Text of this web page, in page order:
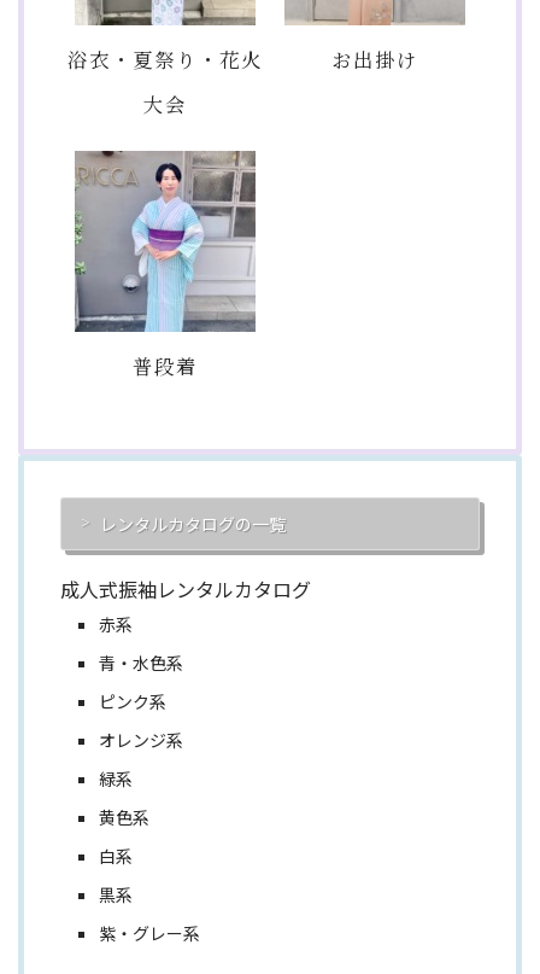
浴衣・夏祭り・花火
大会
お出掛け
普段着
レンタルカタログの一覧
成人式振袖レンタルカタログ
赤系
青・水色系
ピンク系
オレンジ系
緑系
黄色系
白系
黒系
紫・グレー系